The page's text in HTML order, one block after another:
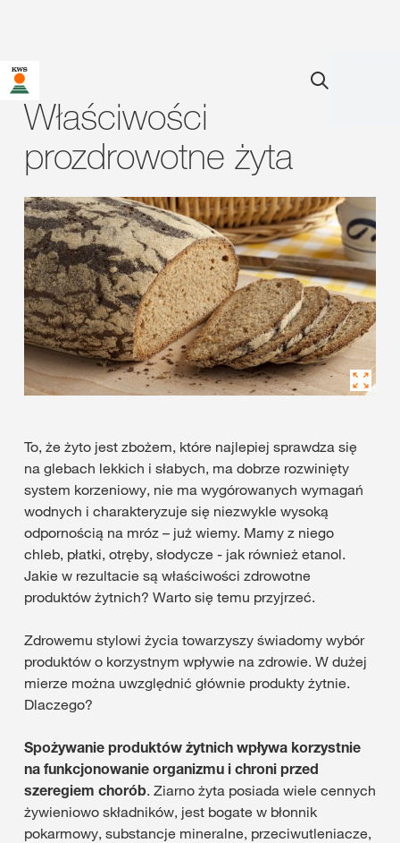
Właściwości
prozdrowotne żyta
To, że żyto jest zbożem, które najlepiej sprawdza się
na glebach lekkich i słabych, ma dobrze rozwinięty
system korzeniowy, nie ma wygórowanych wymagań
wodnych i charakteryzuje się niezwykle wysoką
odpornością na mróz – już wiemy. Mamy z niego
chleb, płatki, otręby, słodycze - jak również etanol.
Jakie w rezultacie są właściwości zdrowotne
produktów żytnich? Warto się temu przyjrzeć.
Zdrowemu stylowi życia towarzyszy świadomy wybór
produktów o korzystnym wpływie na zdrowie. W dużej
mierze można uwzględnić głównie produkty żytnie.
Dlaczego?
Spożywanie produktów żytnich wpływa korzystnie
na funkcjonowanie organizmu i chroni przed
szeregiem chorób. Ziarno żyta posiada wiele cennych
żywieniowo składników, jest bogate w błonnik
pokarmowy, substancje mineralne, przeciwutleniacze,